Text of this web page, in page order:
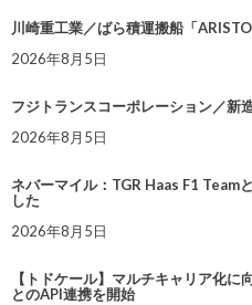
川崎重工業／ばら積運搬船「
2026年8月5日
フジトランスコーポレーション／新
2026年8月5日
ネバーマイル：TGR Haas F1 Team
した
2026年8月5日
【トドケール】マルチキャリア化
とのAPI連携を開始